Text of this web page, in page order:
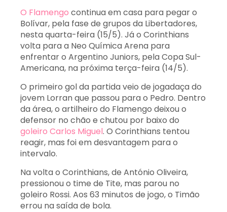
O Flamengo continua em casa para pegar o
Bolívar, pela fase de grupos da Libertadores,
nesta quarta-feira (15/5). Já o Corinthians
volta para a Neo Química Arena para
enfrentar o Argentino Juniors, pela Copa Sul-
Americana, na próxima terça-feira (14/5).
O primeiro gol da partida veio de jogadaça do
jovem Lorran que passou para o Pedro. Dentro
da área, o artilheiro do Flamengo deixou o
defensor no chão e chutou por baixo do
goleiro Carlos Miguel. O Corinthians tentou
reagir, mas foi em desvantagem para o
intervalo.
Na volta o Corinthians, de António Oliveira,
pressionou o time de Tite, mas parou no
goleiro Rossi. Aos 63 minutos de jogo, o Timão
errou na saída de bola.